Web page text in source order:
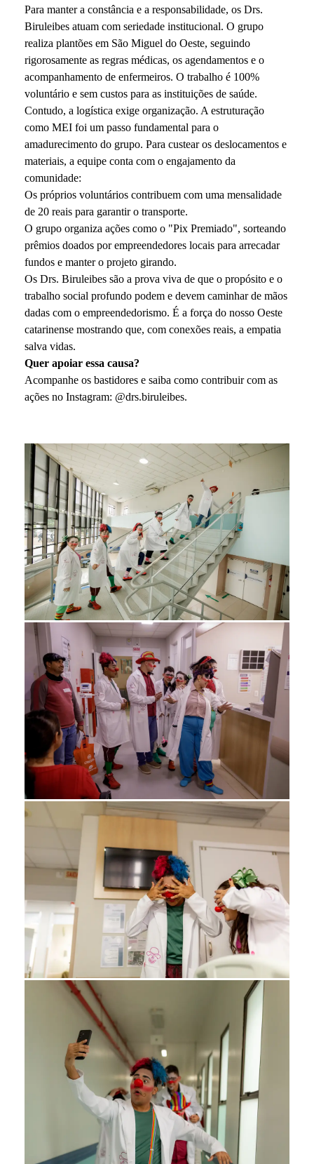
Para manter a constância e a responsabilidade, os Drs.
Biruleibes atuam com seriedade institucional. O grupo
realiza plantões em São Miguel do Oeste, seguindo
rigorosamente as regras médicas, os agendamentos e o
acompanhamento de enfermeiros. O trabalho é 100%
voluntário e sem custos para as instituições de saúde.
Contudo, a logística exige organização. A estruturação
como MEI foi um passo fundamental para o
amadurecimento do grupo. Para custear os deslocamentos e
materiais, a equipe conta com o engajamento da
comunidade:
Os próprios voluntários contribuem com uma mensalidade
de 20 reais para garantir o transporte.
O grupo organiza ações como o "Pix Premiado", sorteando
prêmios doados por empreendedores locais para arrecadar
fundos e manter o projeto girando.
Os Drs. Biruleibes são a prova viva de que o propósito e o
trabalho social profundo podem e devem caminhar de mãos
dadas com o empreendedorismo. É a força do nosso Oeste
catarinense mostrando que, com conexões reais, a empatia
salva vidas.
Quer apoiar essa causa?
Acompanhe os bastidores e saiba como contribuir com as
ações no Instagram: @drs.biruleibes.